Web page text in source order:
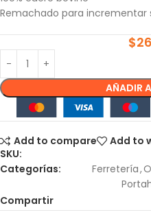
Remachado para incrementar
$
AÑADIR
Add to compare
Add to
SKU:
Categorías:
Ferretería,
Compartir